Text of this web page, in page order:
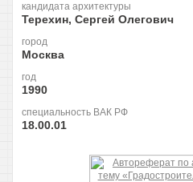
кандидата архитектуры
Терехин, Сергей Олегович
город
Москва
год
1990
специальность ВАК РФ
18.00.01